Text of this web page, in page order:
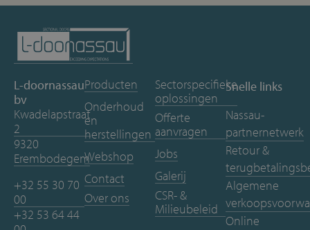
L-doornassau
bv
Kwadelapstraat
2
9320
Erembodegem
+32 55 30 70
00
+32 53 64 44
Producten
Onderhoud
en
herstellingen
Webshop
Contact
Over ons
Sectorspecifieke
oplossingen
Offerte
aanvragen
Jobs
Galerij
CSR- &
Milieubeleid
Snelle links
Nassau-
partnernetwerk
Retour &
Algemene
Online